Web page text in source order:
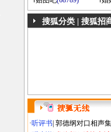
搜狐分类 | 搜狐招
·听评书 郭德纲对口相声集